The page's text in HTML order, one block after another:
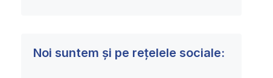
Noi suntem și pe rețelele sociale: